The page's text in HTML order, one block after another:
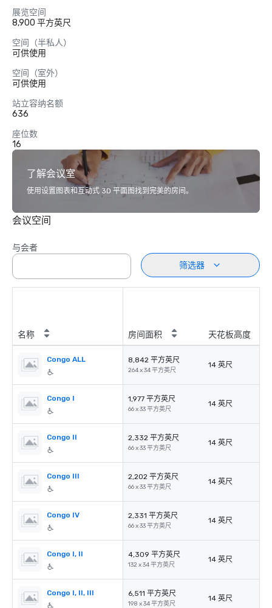
展览空间
8,900 平方英尺
空间（半私人）
可供使用
空间（室外）
可供使用
站立容纳名额
636
座位数
16
了解会议室
使用设置图表和互动式 3D 平面图找到完美的房间。
会议空间
与会者
筛选器
名称 房间面积 天花板高度
Congo ALL 8,842 平方英尺
264 x 34 平方英尺
14 英尺
Congo I 1,977 平方英尺
66 x 33 平方英尺
14 英尺
Congo II 2,332 平方英尺
66 x 33 平方英尺
14 英尺
Congo III 2,202 平方英尺
66 x 33 平方英尺
14 英尺
Congo IV 2,331 平方英尺
66 x 33 平方英尺
14 英尺
Congo I, II 4,309 平方英尺
132 x 34 平方英尺
14 英尺
Congo I, II, III 6,511 平方英尺
198 x 34 平方英尺
14 英尺